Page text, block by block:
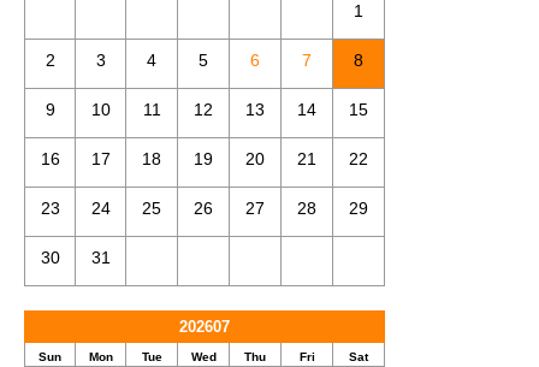
1
2 3 4 5 6 7 8
9 10 11 12 13 14 15
16 17 18 19 20 21 22
23 24 25 26 27 28 29
30 31
202607
Sun Mon Tue Wed Thu Fri Sat